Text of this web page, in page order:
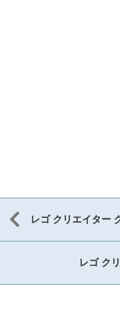
レゴ クリエイター
レゴ ク